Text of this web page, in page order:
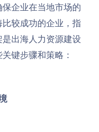
企业在当地市场的
较成功的企业，指
出海人力资源建设
键步骤和策略：